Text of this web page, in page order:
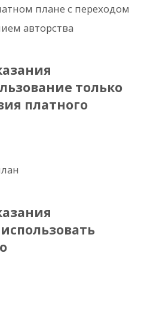
плане с переходом
авторства
только
платного